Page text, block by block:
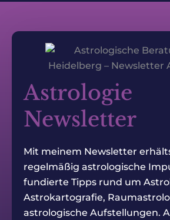
Astrologie
Newsletter
Mit meinem Newsletter
regelmäßig astrologische
fundierte Tipps rund um
Astrokartografie,
astrologische Aufstellungen.